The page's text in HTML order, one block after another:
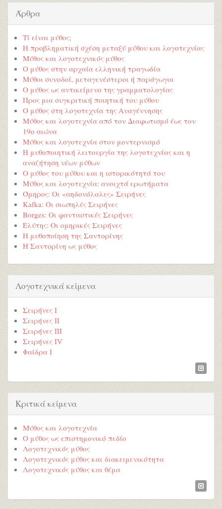
Άρθρα
Τί είναι μύθος;
Η προβληματική σχέση μεταξύ μύθου και λογοτεχνίας
Μύθος και λογοτεχνικός μύθος
Ο μύθος στην αρχαία ελληνική τραγωδία
Μύθοι συνοδοί, μεταγενέστεροι ή παράγωγοι
Ο μύθος ως αντικείμενο της γραμματολογίας
Προς μια συγκριτική ποιητική του μύθου
Ο μύθος στη λογοτεχνία της Αναγέννησης
Μύθος και λογοτεχνία από τον Διαφωτισμό έως τον
19ο αιώνα
Μύθος και λογοτεχνία στον μοντερνισμό
Η μυθοποιητική λειτουργία της λογοτεχνίας και η
αναζήτηση νέων μύθων
Ο μύθος του μύθου και η ιστορικότητά του
Μύθος και λογοτεχνία: ανοιχτά ερωτήματα
Όμηρος: Οι «αηδονόλαλες» Σειρήνες
Kafka: Οι σιωπηλές Σειρήνες
Borges: Οι φανταστικές Σειρήνες
Ελύτης: Οι ομηρικές Σειρήνες
Η μυθοποίηση της Σαντορίνης
Η Σαντορίνη ως μύθος
Λογοτεχνικά κείμενα
Σειρήνες Ι
Σειρήνες ΙΙ
Σειρήνες ΙΙΙ
Σειρήνες ΙV
Φαίδρα Ι
Κριτικά κείμενα
Μύθος και λογοτεχνία
Ο μύθος ως επιστημονικό πεδίο
Λογοτεχνικός μύθος
Λογοτεχνικός μύθος και διακειμενικότητα
Λογοτεχνικός μύθος και θέμα